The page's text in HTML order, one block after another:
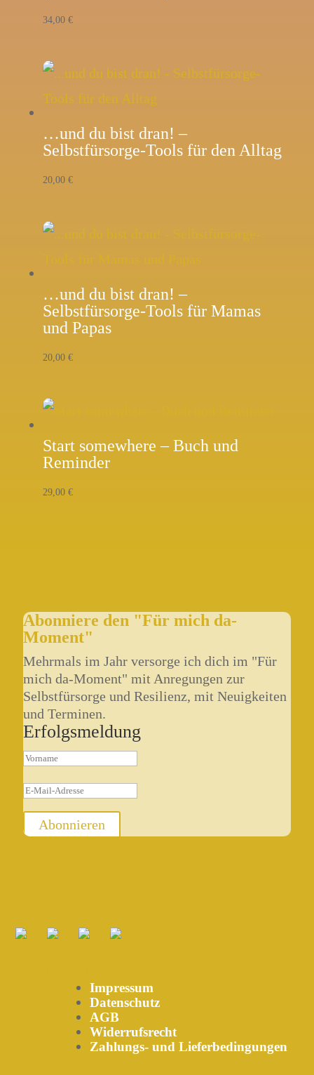
34,00 €
…und du bist dran! –
Selbstfürsorge-Tools für den Alltag
20,00 €
…und du bist dran! –
Selbstfürsorge-Tools für Mamas
und Papas
20,00 €
Start somewhere – Buch und
Reminder
29,00 €
Abonniere den "Für mich da-
Moment"
Mehrmals im Jahr versorge ich dich im "Für
mich da-Moment" mit Anregungen zur
Selbstfürsorge und Resilienz, mit Neuigkeiten
und Terminen.
Erfolgsmeldung
Abonnieren
Impressum
Datenschutz
AGB
Widerrufsrecht
Zahlungs- und Lieferbedingungen